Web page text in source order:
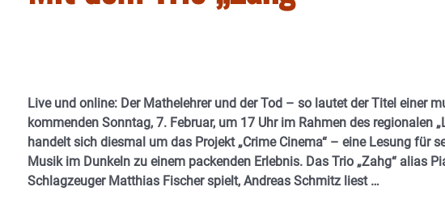
Live und online: Der Mathelehrer und der Tod – so lautet der Titel einer
kommenden Sonntag, 7. Februar, um 17 Uhr im Rahmen des regionalen
handelt sich diesmal um das Projekt „Crime Cinema“ – eine Lesung für
Musik im Dunkeln zu einem packenden Erlebnis. Das Trio „Zahg“ alias
Schlagzeuger Matthias Fischer spielt, Andreas Schmitz liest …